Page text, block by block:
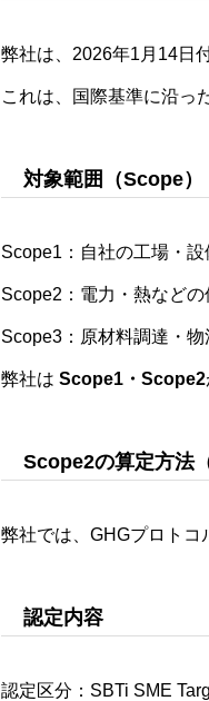
弊社は、2026年1月14日
これは、国際基準に沿っ
対象範囲（Scope）
Scope1：自社の工場・
Scope2：電力・熱など
Scope3：原材料調達・
弊社は Scope1・Scope2
Scope2の算定方法
弊社では、GHGプロトコ
認定内容
認定区分：SBTi SME